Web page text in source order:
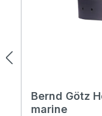
Bernd Götz
marine